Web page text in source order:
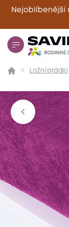
Nejoblíbenější
PřehledLožní prádlo